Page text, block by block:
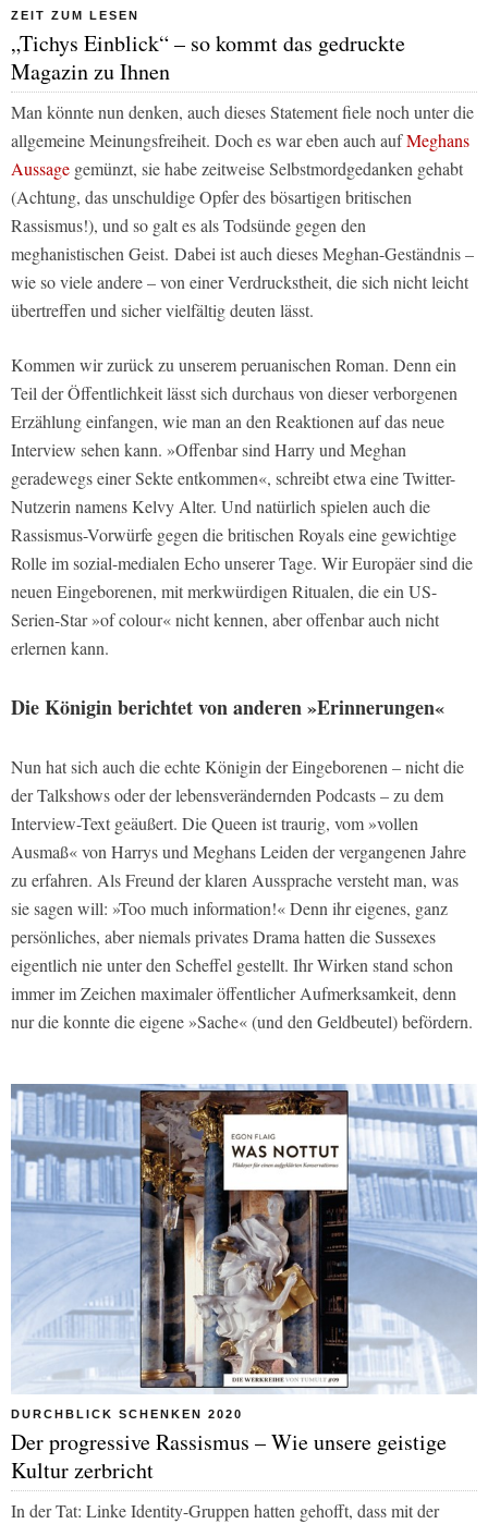
ZEIT ZUM LESEN
„Tichys Einblick“ – so kommt das gedruckte
Magazin zu Ihnen
Man könnte nun denken, auch dieses Statement fiele noch unter die
allgemeine Meinungsfreiheit. Doch es war eben auch aufMeghans
Aussage gemünzt, sie habe zeitweise Selbstmordgedanken gehabt
(Achtung, das unschuldige Opfer des bösartigen britischen
Rassismus!), und so galt es als Todsünde gegen den
meghanistischen Geist. Dabei ist auch dieses Meghan-Geständnis –
wie so viele andere – von einer Verdruckstheit, die sich nicht leicht
übertreffen und sicher vielfältig deuten lässt.
Kommen wir zurück zu unserem peruanischen Roman. Denn ein
Teil der Öffentlichkeit lässt sich durchaus von dieser verborgenen
Erzählung einfangen, wie man an den Reaktionen auf das neue
Interview sehen kann. »Offenbar sind Harry und Meghan
geradewegs einer Sekte entkommen«, schreibt etwa eine Twitter-
Nutzerin namens Kelvy Alter. Und natürlich spielen auch die
Rassismus-Vorwürfe gegen die britischen Royals eine gewichtige
Rolle im sozial-medialen Echo unserer Tage. Wir Europäer sind die
neuen Eingeborenen, mit merkwürdigen Ritualen, die ein US-
Serien-Star »of colour« nicht kennen, aber offenbar auch nicht
erlernen kann.
Die Königin berichtet von anderen »Erinnerungen«
Nun hat sich auch die echte Königin der Eingeborenen – nicht die
der Talkshows oder der lebensverändernden Podcasts – zu dem
Interview-Text geäußert. Die Queen ist traurig, vom »vollen
Ausmaß« von Harrys und Meghans Leiden der vergangenen Jahre
zu erfahren. Als Freund der klaren Aussprache versteht man, was
sie sagen will: »Too much information!« Denn ihr eigenes, ganz
persönliches, aber niemals privates Drama hatten die Sussexes
eigentlich nie unter den Scheffel gestellt. Ihr Wirken stand schon
immer im Zeichen maximaler öffentlicher Aufmerksamkeit, denn
nur die konnte die eigene »Sache« (und den Geldbeutel) befördern.
DURCHBLICK SCHENKEN 2020
Der progressive Rassismus – Wie unsere geistige
Kultur zerbricht
In der Tat: Linke Identity-Gruppen hatten gehofft, dass mit der